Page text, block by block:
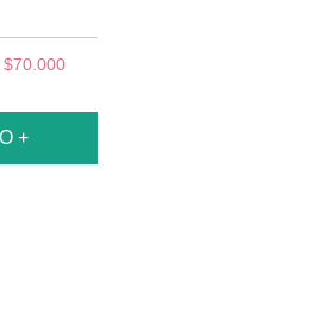
$70.000